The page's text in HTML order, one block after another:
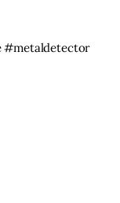
#metaldetector